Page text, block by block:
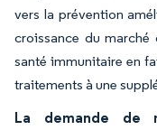
vers la prévention
croissance du marché
santé immunitaire en
traitements à une
La demande de